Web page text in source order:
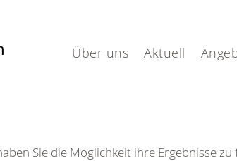
Über uns Aktuell
Sie die Möglichkeit ihre Ergebnisse zu